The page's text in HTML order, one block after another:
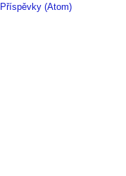
Příspěvky (Atom)